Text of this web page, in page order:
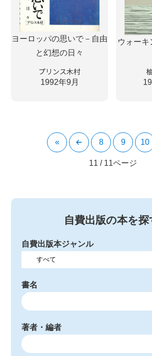
ヨーロッパの思いで－自由
と幻想の日々
プリンス木村
1992年9月
ウォー
11 / 11ページ
« 8 9 10
自費出版の本を探
自費出版本ジャンル
書名
著者・編者